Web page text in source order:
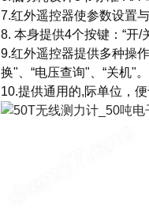
7.红外遥控器使参数设置
8. 本身提供4个按键：“开/
9.红外遥控器提供多种操
换"、“电压查询"、“关机"。
10.提供通用的,际单位，